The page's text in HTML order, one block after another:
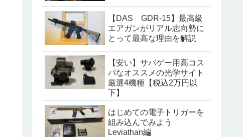
【DAS GDR-15】最高級
エアガンがリアル志向勢に
とって最高な理由を解説
【安い】サバゲー用高コス
パなオススメの光学サイト
厳選4機種【税込2万円以
下】
はじめての電子トリガーを
組み込んでみよう
Leviathan編